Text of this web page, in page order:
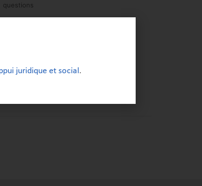
questions
juridique et social.